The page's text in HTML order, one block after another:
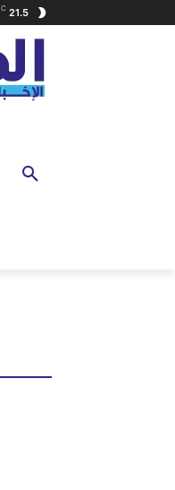
21.5
C